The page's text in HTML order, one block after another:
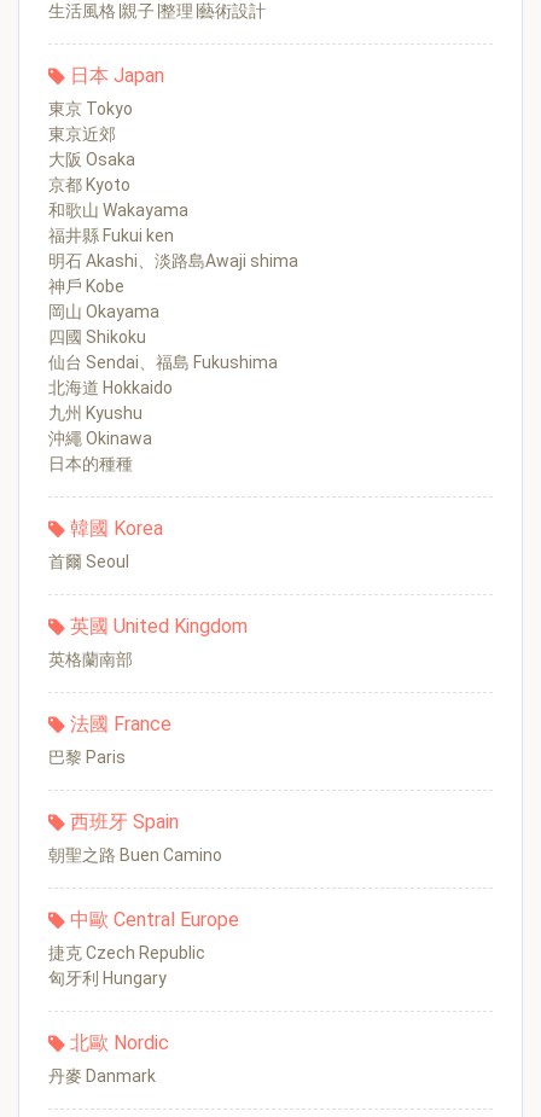
生活風格∣親子∣整理∣藝術設計
日本 Japan
東京 Tokyo
東京近郊
大阪 Osaka
京都 Kyoto
和歌山 Wakayama
福井縣 Fukui ken
明石 Akashi、淡路島Awaji shima
神戶 Kobe
岡山 Okayama
四國 Shikoku
仙台 Sendai、福島 Fukushima
北海道 Hokkaido
九州 Kyushu
沖繩 Okinawa
日本的種種
韓國 Korea
首爾 Seoul
英國 United Kingdom
英格蘭南部
法國 France
巴黎 Paris
西班牙 Spain
朝聖之路 Buen Camino
中歐 Central Europe
捷克 Czech Republic
匈牙利 Hungary
北歐 Nordic
丹麥 Danmark